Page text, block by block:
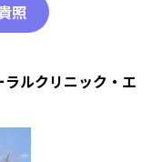
照
ルクリニック・エ